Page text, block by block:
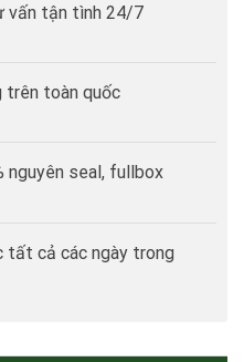
vấn tận tình 24/7
trên toàn quốc
nguyên seal, fullbox
tất cả các ngày trong